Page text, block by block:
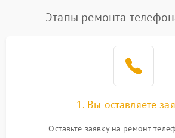
Этапы ремонта
1. Вы оставляете
Оставьте заявку на ремонт